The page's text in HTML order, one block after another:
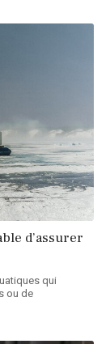
d’assurer
qui
ou de